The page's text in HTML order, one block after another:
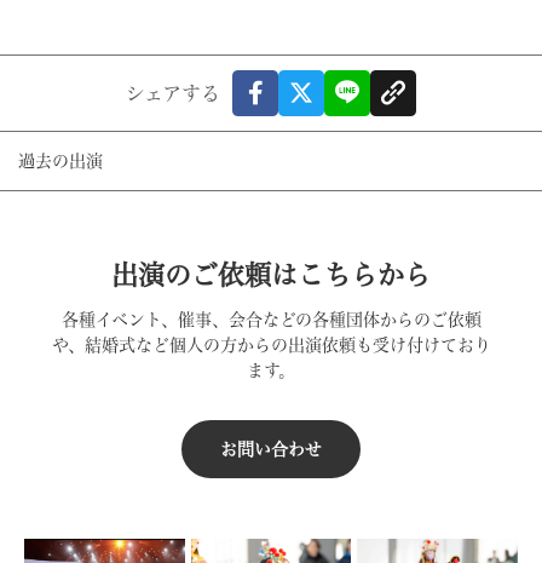
シェアする
過去の出演
出演のご依頼はこちらから
各種イベント、催事、会合などの各種団体からのご依頼
や、結婚式など個人の方からの出演依頼も受け付けており
ます。
お問い合わせ